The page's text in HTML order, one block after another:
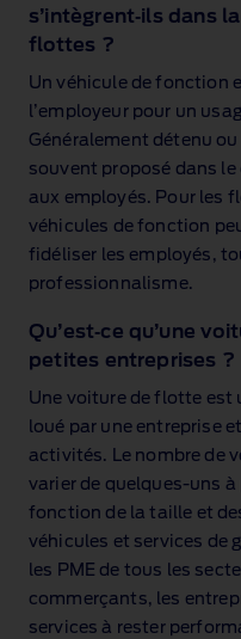
s’intègrent‑ils dans
flottes ?
Un véhicule de fonction
l’employeur pour un
Généralement détenu
souvent proposé dans
aux employés. Pour les
véhicules de fonction
fidéliser les employés,
professionnalisme.
Qu’est‑ce qu’une
petites entreprises ?
Une voiture de flotte est
loué par une entreprise
activités. Le nombre de
varier de quelques‑uns
fonction de la taille et
véhicules et services de
les PME de tous les
commerçants, les
services à rester